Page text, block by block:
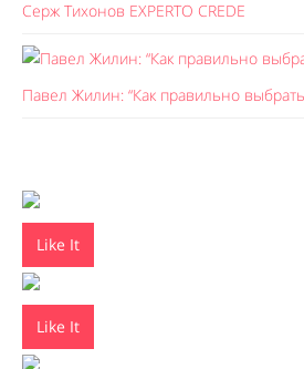
Серж Тихонов EXPERTO CREDE
Павел Жилин: “Как правильно
Like It
Like It